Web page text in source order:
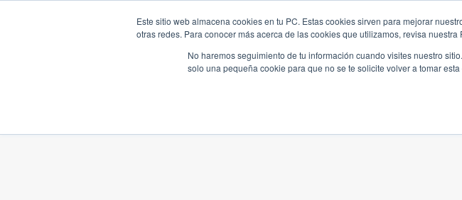
Este sitio web almacena cookies en tu PC. Estas cookies sirven para mejorar
otras redes. Para conocer más acerca de las cookies que utilizamos, revisa nuestra
No haremos seguimiento de tu información cuando visites nuestro
solo una pequeña cookie para que no se te solicite volver a tomar